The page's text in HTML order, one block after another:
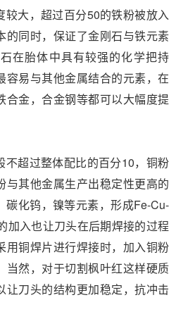
大，超过百分50的铁粉被放入
的同时，保证了金刚石与铁元素
在胎体中具有较强的化学把持
容易与其他金属结合的元素，在
合金，合金钢等都可以大幅度提
不超过整体配比的百分10，铜粉
与其他金属生产出稳定性更高的
碳化钨，镍等元素，形成Fe-Cu-
加入也让刀头在后期焊接的过程
用铜焊片进行焊接时，加入铜粉
当然，对于切割枫叶红这样硬质
让刀头的结构更加稳定，抗冲击